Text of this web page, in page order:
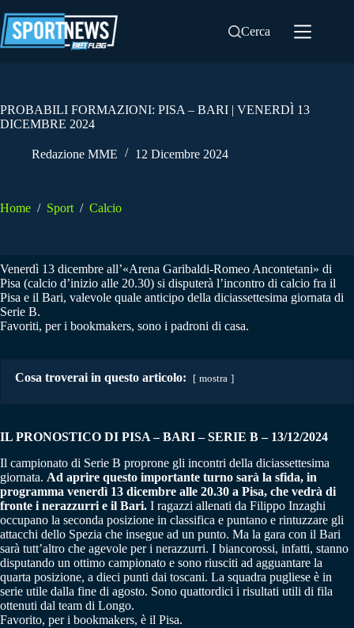
al
contenuto
Cerca
PROBABILI FORMAZIONI: PISA – BARI | VENERDÌ 13
DICEMBRE 2024
Redazione MME 12 Dicembre 2024
Home / Sport / Calcio
Venerdì 13 dicembre all’«Arena Garibaldi-Romeo Ancontetani» di
Pisa (calcio d’inizio alle 20.30) si disputerà l’incontro di calcio fra il
Pisa e il Bari, valevole quale anticipo della diciassettesima giornata di
Serie B.
Favoriti, per i bookmakers, sono i padroni di casa.
Cosa troverai in questo articolo: mostra
IL PRONOSTICO DI PISA – BARI–SERIE B – 13/12/2024
Il campionato di Serie B proprone gli incontri della diciassettesima
giornata. Ad aprire questo importante turno sarà la sfida, in
programma venerdì 13 dicembre alle 20.30 a Pisa, che vedrà di
fronte i nerazzurri e il Bari. I ragazzi allenati da Filippo Inzaghi
occupano la seconda posizione in classifica e puntano e rintuzzare gli
attacchi dello Spezia che insegue ad un punto. Ma la gara con il Bari
sarà tutt’altro che agevole per i nerazzurri. I biancorossi, infatti, stanno
disputando un ottimo campionato e sono riusciti ad agguantare la
quarta posizione, a dieci punti dai toscani. La squadra pugliese è in
serie utile dalla fine di agosto. Sono quattordici i risultati utili di fila
ottenuti dal team di Longo.
Favorito, per i bookmakers, è il Pisa.